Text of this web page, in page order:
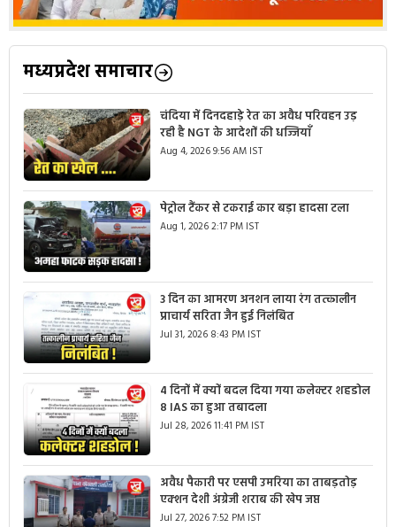
मध्यप्रदेश समाचार
चंदिया में दिनदहाड़े रेत का अवैध परिवहन उड़
रही है NGT के आदेशों की धज्जियाँ
Aug 4, 2026 9:56 AM IST
पेट्रोल टैंकर से टकराई कार बड़ा हादसा टला
Aug 1, 2026 2:17 PM IST
3 दिन का आमरण अनशन लाया रंग तत्कालीन
प्राचार्य सरिता जैन हुई निलंबित
Jul 31, 2026 8:43 PM IST
4 दिनों में क्यों बदल दिया गया कलेक्टर शहडोल
8 IAS का हुआ तबादला
Jul 28, 2026 11:41 PM IST
अवैध पैकारी पर एसपी उमरिया का ताबड़तोड़
एक्शन देशी अंग्रेजी शराब की खेप जप्त
Jul 27, 2026 7:52 PM IST